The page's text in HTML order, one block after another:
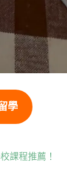
學
課程推薦！